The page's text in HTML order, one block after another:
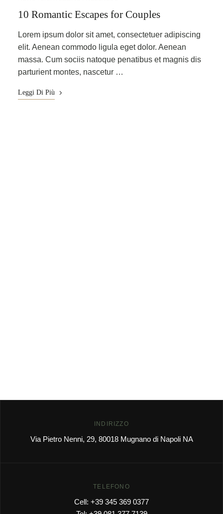
10 Romantic Escapes for Couples
Lorem ipsum dolor sit amet, consectetuer adipiscing
elit. Aenean commodo ligula eget dolor. Aenean
massa. Cum sociis natoque penatibus et magnis dis
parturient montes, nascetur …
Leggi Di Più
INDIRIZZO
Via Pietro Nenni, 29, 80018 Mugnano di Napoli NA
TELEFONO
Cell: +39 345 369 0377